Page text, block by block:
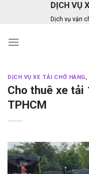
DỊCH VỤ
Dịch vụ vận
DỊCH VỤ XE TẢI CHỞ HÀNG,
Cho thuê xe tải
TPHCM